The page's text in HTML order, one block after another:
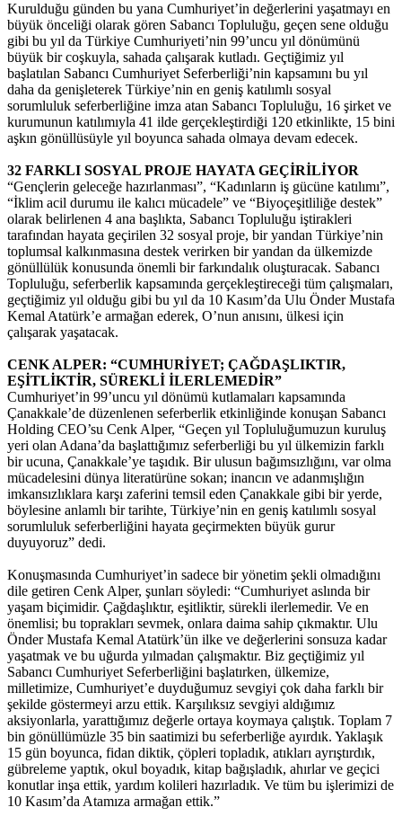
Kurulduğu günden bu yana Cumhuriyet’in değerlerini yaşatmayı en
büyük önceliği olarak gören Sabancı Topluluğu, geçen sene olduğu
gibi bu yıl da Türkiye Cumhuriyeti’nin 99’uncu yıl dönümünü
büyük bir coşkuyla, sahada çalışarak kutladı. Geçtiğimiz yıl
başlatılan Sabancı Cumhuriyet Seferberliği’nin kapsamını bu yıl
daha da genişleterek Türkiye’nin en geniş katılımlı sosyal
sorumluluk seferberliğine imza atan Sabancı Topluluğu, 16 şirket ve
kurumunun katılımıyla 41 ilde gerçekleştirdiği 120 etkinlikte, 15 bini
aşkın gönüllüsüyle yıl boyunca sahada olmaya devam edecek.
32 FARKLI SOSYAL PROJE HAYATA GEÇİRİLİYOR
“Gençlerin geleceğe hazırlanması”, “Kadınların iş gücüne katılımı”,
“İklim acil durumu ile kalıcı mücadele” ve “Biyoçeşitliliğe destek”
olarak belirlenen 4 ana başlıkta, Sabancı Topluluğu iştirakleri
tarafından hayata geçirilen 32 sosyal proje, bir yandan Türkiye’nin
toplumsal kalkınmasına destek verirken bir yandan da ülkemizde
gönüllülük konusunda önemli bir farkındalık oluşturacak. Sabancı
Topluluğu, seferberlik kapsamında gerçekleştireceği tüm çalışmaları,
geçtiğimiz yıl olduğu gibi bu yıl da 10 Kasım’da Ulu Önder Mustafa
Kemal Atatürk’e armağan ederek, O’nun anısını, ülkesi için
çalışarak yaşatacak.
CENK ALPER: “CUMHURİYET; ÇAĞDAŞLIKTIR,
EŞİTLİKTİR, SÜREKLİ İLERLEMEDİR”
Cumhuriyet’in 99’uncu yıl dönümü kutlamaları kapsamında
Çanakkale’de düzenlenen seferberlik etkinliğinde konuşan Sabancı
Holding CEO’su Cenk Alper, “Geçen yıl Topluluğumuzun kuruluş
yeri olan Adana’da başlattığımız seferberliği bu yıl ülkemizin farklı
bir ucuna, Çanakkale’ye taşıdık. Bir ulusun bağımsızlığını, var olma
mücadelesini dünya literatürüne sokan; inancın ve adanmışlığın
imkansızlıklara karşı zaferini temsil eden Çanakkale gibi bir yerde,
böylesine anlamlı bir tarihte, Türkiye’nin en geniş katılımlı sosyal
sorumluluk seferberliğini hayata geçirmekten büyük gurur
duyuyoruz” dedi.
Konuşmasında Cumhuriyet’in sadece bir yönetim şekli olmadığını
dile getiren Cenk Alper, şunları söyledi: “Cumhuriyet aslında bir
yaşam biçimidir. Çağdaşlıktır, eşitliktir, sürekli ilerlemedir. Ve en
önemlisi; bu toprakları sevmek, onlara daima sahip çıkmaktır. Ulu
Önder Mustafa Kemal Atatürk’ün ilke ve değerlerini sonsuza kadar
yaşatmak ve bu uğurda yılmadan çalışmaktır. Biz geçtiğimiz yıl
Sabancı Cumhuriyet Seferberliğini başlatırken, ülkemize,
milletimize, Cumhuriyet’e duyduğumuz sevgiyi çok daha farklı bir
şekilde göstermeyi arzu ettik. Karşılıksız sevgiyi aldığımız
aksiyonlarla, yarattığımız değerle ortaya koymaya çalıştık. Toplam 7
bin gönüllümüzle 35 bin saatimizi bu seferberliğe ayırdık. Yaklaşık
15 gün boyunca, fidan diktik, çöpleri topladık, atıkları ayrıştırdık,
gübreleme yaptık, okul boyadık, kitap bağışladık, ahırlar ve geçici
konutlar inşa ettik, yardım kolileri hazırladık. Ve tüm bu işlerimizi de
10 Kasım’da Atamıza armağan ettik.”